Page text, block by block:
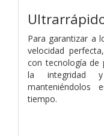
Para garantizar a
velocidad
con tecnología de
la integridad
manteniéndolos
tiempo.